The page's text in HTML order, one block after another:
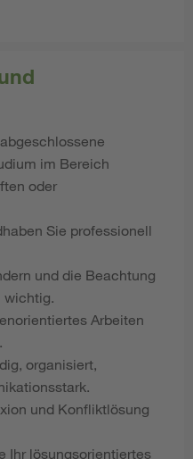
im Bereich
oder
Sie professionell
und die Beachtung
wichtig.
Arbeiten
organisiert,
und Konfliktlösung
Ihr lösungsorientiertes